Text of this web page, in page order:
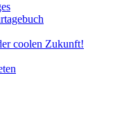
coolen Zukunft!